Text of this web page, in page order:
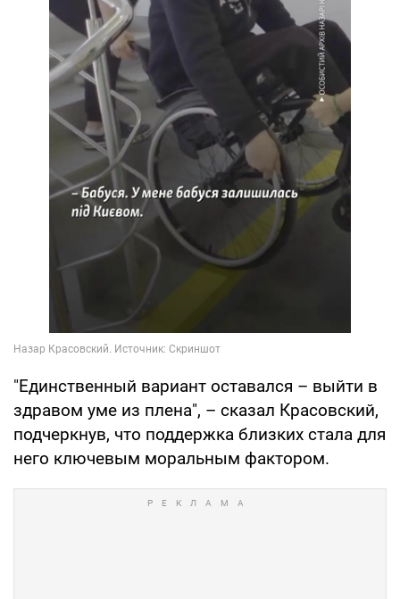
"Единственный вариант оставался – выйти в
здравом уме из плена", – сказал Красовский,
подчеркнув, что поддержка близких стала для
него ключевым моральным фактором.